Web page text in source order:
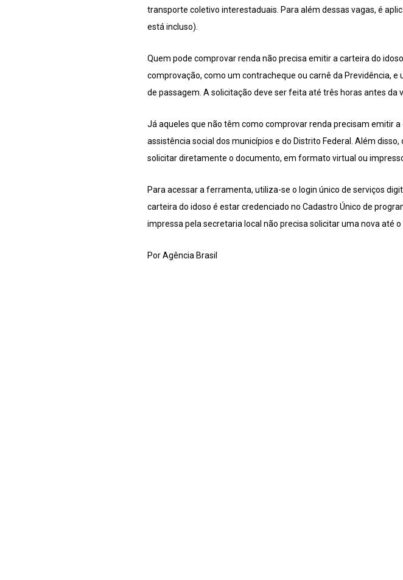
transporte coletivo interestaduais. Para além dessas vagas, é
está incluso).
Quem pode comprovar renda não precisa emitir a carteira do
comprovação, como um contracheque ou carnê da Previdência,
de passagem. A solicitação deve ser feita até três horas antes da
Já aqueles que não têm como comprovar renda precisam emitir
assistência social dos municípios e do Distrito Federal. Além
solicitar diretamente o documento, em formato virtual ou
Para acessar a ferramenta, utiliza-se o login único de serviços
carteira do idoso é estar credenciado no Cadastro Único de
impressa pela secretaria local não precisa solicitar uma nova até
Por Agência Brasil